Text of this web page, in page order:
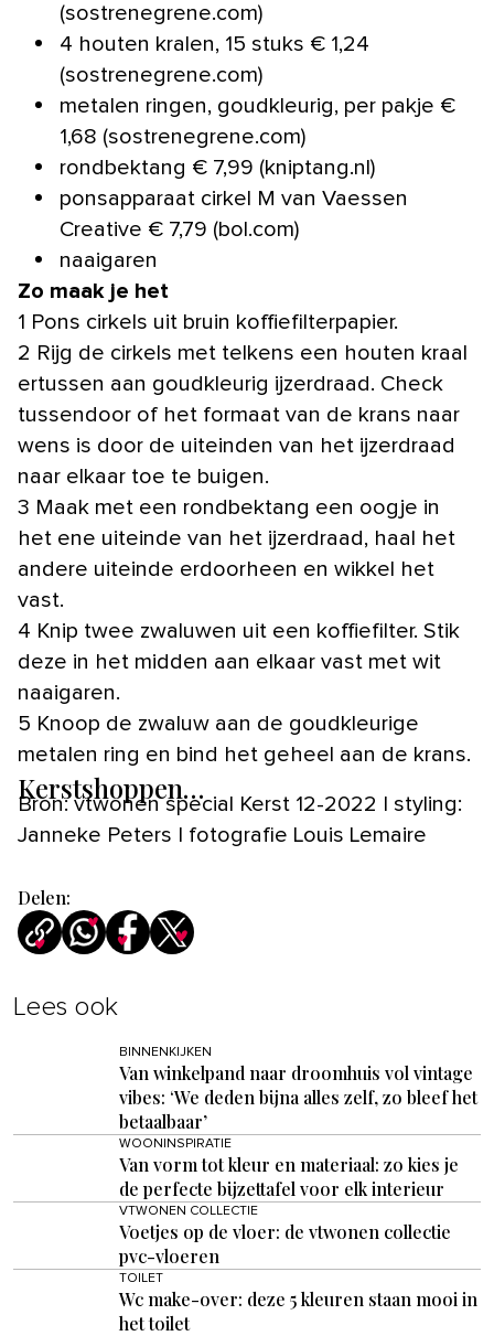
(sostrenegrene.com)
4 houten kralen, 15 stuks € 1,24
(sostrenegrene.com)
metalen ringen, goudkleurig, per pakje €
1,68 (sostrenegrene.com)
rondbektang € 7,99 (kniptang.nl)
ponsapparaat cirkel M van Vaessen
Creative € 7,79 (bol.com)
naaigaren
Zo maak je het
1 Pons cirkels uit bruin koffiefilterpapier.
2 Rijg de cirkels met telkens een houten kraal
ertussen aan goudkleurig ijzerdraad. Check
tussendoor of het formaat van de krans naar
wens is door de uiteinden van het ijzerdraad
naar elkaar toe te buigen.
3 Maak met een rondbektang een oogje in
het ene uiteinde van het ijzerdraad, haal het
andere uiteinde erdoorheen en wikkel het
vast.
4 Knip twee zwaluwen uit een koffiefilter. Stik
deze in het midden aan elkaar vast met wit
naaigaren.
5 Knoop de zwaluw aan de goudkleurige
metalen ring en bind het geheel aan de krans.
Kerstshoppen…
Bron: vtwonen special Kerst 12-2022 | styling:
Janneke Peters | fotografie Louis Lemaire
Delen:
Lees ook
BINNENKIJKEN
Van winkelpand naar droomhuis vol vintage
vibes: ‘We deden bijna alles zelf, zo bleef het
betaalbaar’
WOONINSPIRATIE
Van vorm tot kleur en materiaal: zo kies je
de perfecte bijzettafel voor elk interieur
VTWONEN COLLECTIE
Voetjes op de vloer: de vtwonen collectie
pvc-vloeren
TOILET
Wc make-over: deze 5 kleuren staan mooi in
het toilet